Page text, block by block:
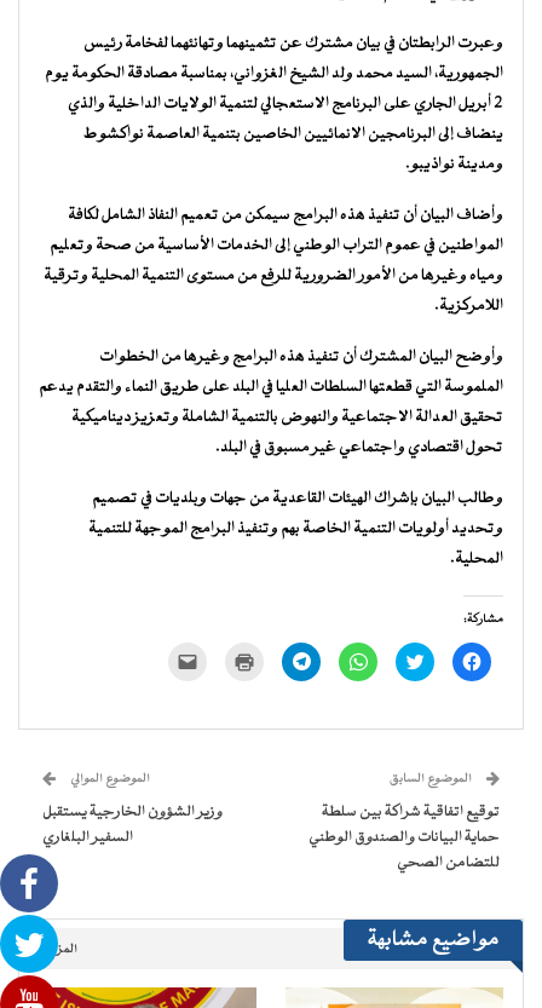
وعبرت الرابطتان في بيان مشترك عن تثمينهما وتهانئهما لفخامة رئيس
الجمهورية، السيد محمد ولد الشيخ الغزواني، بمناسبة مصادقة الحكومة يوم
2 أبريل الجاري على البرنامج الاستعجالي لتنمية الولايات الداخلية والذي
ينضاف إلى البرنامجين الانمائيين الخاصين بتنمية العاصمة نواكشوط
ومدينة نواذيبو.
وأضاف البيان أن تنفيذ هذه البرامج سيمكن من تعميم النفاذ الشامل لكافة
المواطنين في عموم التراب الوطني إلى الخدمات الأساسية من صحة وتعليم
ومياه وغيرها من الأمور الضرورية للرفع من مستوى التنمية المحلية وترقية
اللامركزية.
وأوضح البيان المشترك أن تنفيذ هذه البرامج وغيرها من الخطوات
الملموسة التي قطعتها السلطات العليا في البلد على طريق النماء والتقدم يدعم
تحقيق العدالة الاجتماعية والنهوض بالتنمية الشاملة وتعزيز ديناميكية
تحول اقتصادي واجتماعي غير مسبوق في البلد.
وطالب البيان بإشراك الهيئات القاعدية من جهات وبلديات في تصميم
وتحديد أولويات التنمية الخاصة بهم وتنفيذ البرامج الموجهة للتنمية
المحلية.
مشاركة:
انقر
للمشاركة
في
اضغط
للمشاركة
في
انقر
للمشاركة
في
انقر
للمشاركة
في
للطباعة
جديدة) الإلكتروني
نافذة
جديدة)
الموضوع السابق
توقيع اتفاقية شراكة بين سلطة
حماية البيانات والصندوق الوطني
للتضامن الصحي
الموضوع الموالي
وزير الشؤون الخارجية يستقبل
السفير البلغاري
مواضيع مشابهة المزيد..